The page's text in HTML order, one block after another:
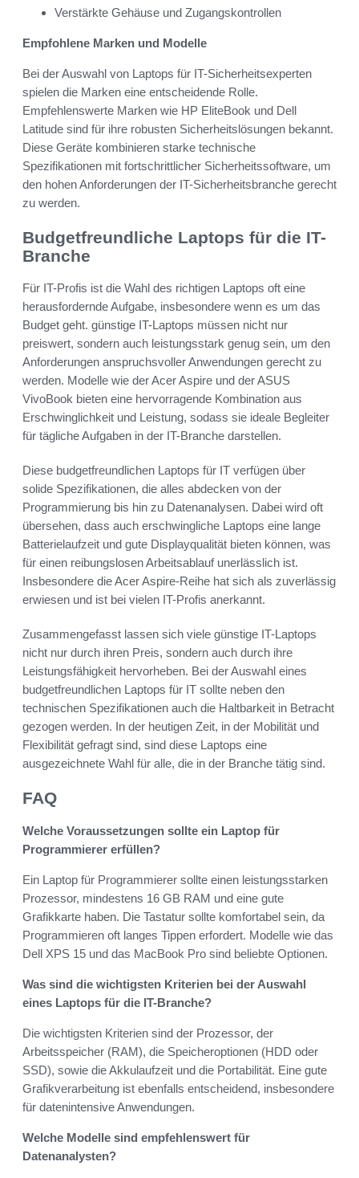
Verstärkte Gehäuse und Zugangskontrollen
Empfohlene Marken und Modelle
Bei der Auswahl von Laptops für IT-Sicherheitsexperten
spielen die Marken eine entscheidende Rolle.
Empfehlenswerte Marken wie HP EliteBook und Dell
Latitude sind für ihre robusten Sicherheitslösungen bekannt.
Diese Geräte kombinieren starke technische
Spezifikationen mit fortschrittlicher Sicherheitssoftware, um
den hohen Anforderungen der IT-Sicherheitsbranche gerecht
zu werden.
Budgetfreundliche Laptops für die IT-
Branche
Für IT-Profis ist die Wahl des richtigen Laptops oft eine
herausfordernde Aufgabe, insbesondere wenn es um das
Budget geht. günstige IT-Laptops müssen nicht nur
preiswert, sondern auch leistungsstark genug sein, um den
Anforderungen anspruchsvoller Anwendungen gerecht zu
werden. Modelle wie der Acer Aspire und der ASUS
VivoBook bieten eine hervorragende Kombination aus
Erschwinglichkeit und Leistung, sodass sie ideale Begleiter
für tägliche Aufgaben in der IT-Branche darstellen.
Diese budgetfreundlichen Laptops für IT verfügen über
solide Spezifikationen, die alles abdecken von der
Programmierung bis hin zu Datenanalysen. Dabei wird oft
übersehen, dass auch erschwingliche Laptops eine lange
Batterielaufzeit und gute Displayqualität bieten können, was
für einen reibungslosen Arbeitsablauf unerlässlich ist.
Insbesondere die Acer Aspire-Reihe hat sich als zuverlässig
erwiesen und ist bei vielen IT-Profis anerkannt.
Zusammengefasst lassen sich viele günstige IT-Laptops
nicht nur durch ihren Preis, sondern auch durch ihre
Leistungsfähigkeit hervorheben. Bei der Auswahl eines
budgetfreundlichen Laptops für IT sollte neben den
technischen Spezifikationen auch die Haltbarkeit in Betracht
gezogen werden. In der heutigen Zeit, in der Mobilität und
Flexibilität gefragt sind, sind diese Laptops eine
ausgezeichnete Wahl für alle, die in der Branche tätig sind.
FAQ
Welche Voraussetzungen sollte ein Laptop für
Programmierer erfüllen?
Ein Laptop für Programmierer sollte einen leistungsstarken
Prozessor, mindestens 16 GB RAM und eine gute
Grafikkarte haben. Die Tastatur sollte komfortabel sein, da
Programmieren oft langes Tippen erfordert. Modelle wie das
Dell XPS 15 und das MacBook Pro sind beliebte Optionen.
Was sind die wichtigsten Kriterien bei der Auswahl
eines Laptops für die IT-Branche?
Die wichtigsten Kriterien sind der Prozessor, der
Arbeitsspeicher (RAM), die Speicheroptionen (HDD oder
SSD), sowie die Akkulaufzeit und die Portabilität. Eine gute
Grafikverarbeitung ist ebenfalls entscheidend, insbesondere
für datenintensive Anwendungen.
Welche Modelle sind empfehlenswert für
Datenanalysten?